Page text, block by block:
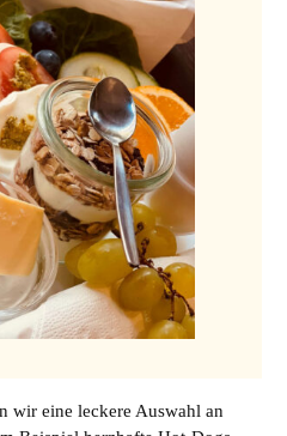
wir eine leckere Auswahl an